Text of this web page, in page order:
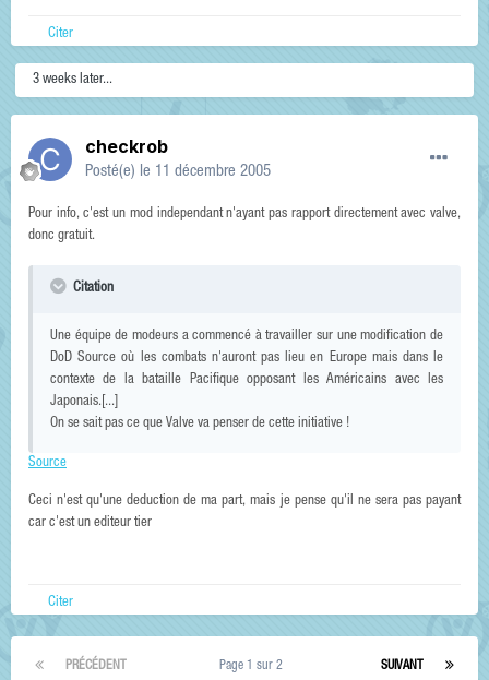
Citer
3 weeks later...
checkrob
Posté(e) le 11 décembre 2005
Pour info, c'est un mod independant n'ayant pas rapport directement avec valve,
donc gratuit.
Citation
Une équipe de modeurs a commencé à travailler sur une modification de
DoD Source où les combats n'auront pas lieu en Europe mais dans le
contexte de la bataille Pacifique opposant les Américains avec les
Japonais.[...]
On se sait pas ce que Valve va penser de cette initiative !
Source
Ceci n'est qu'une deduction de ma part, mais je pense qu'il ne sera pas payant
car c'est un editeur tier
Citer
PRÉCÉDENT SUIVANT
Page 1 sur 2